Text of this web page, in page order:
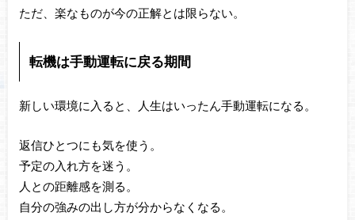
ただ、楽なものが今の正解とは限らない。
転機は手動運転に戻る期間
新しい環境に入ると、人生はいったん手動運転になる。
返信ひとつにも気を使う。
予定の入れ方を迷う。
人との距離感を測る。
自分の強みの出し方が分からなくなる。